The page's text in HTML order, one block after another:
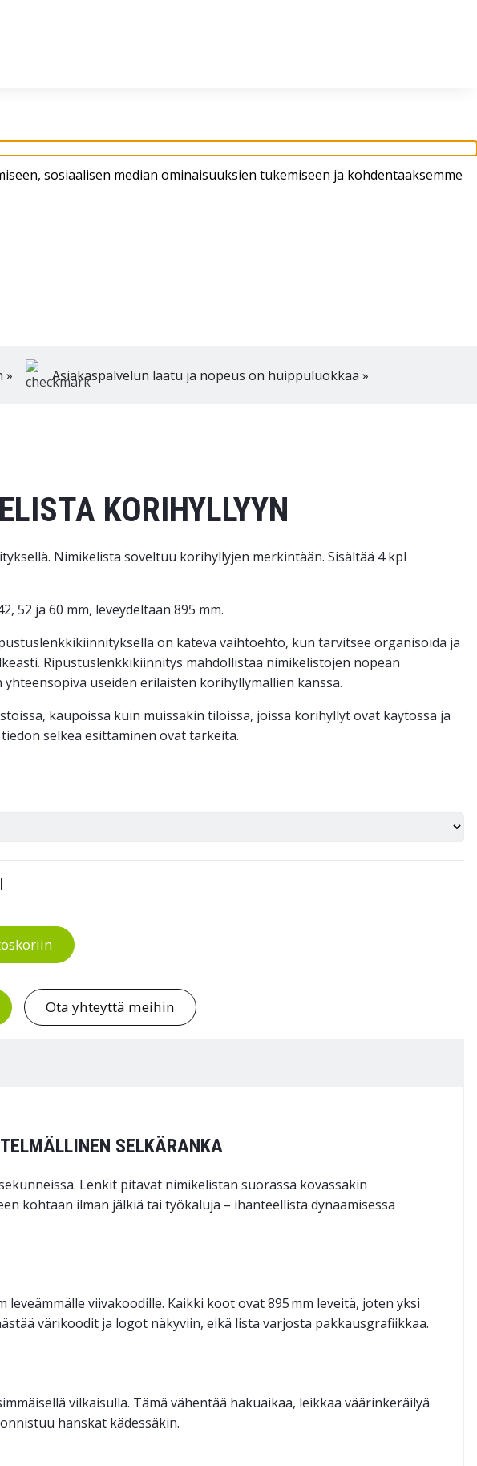
sosiaalisen median ominaisuuksien tukemiseen ja kohdentaaksemme
» Asiakaspalvelun laatu ja nopeus on huippuluokkaa »
KORIHYLLYYN
Nimikelista soveltuu korihyllyjen merkintään. Sisältää 4 kpl
52 ja 60 mm, leveydeltään 895 mm.
on kätevä vaihtoehto, kun tarvitsee organisoida ja
Ripustuslenkkikiinnitys mahdollistaa nimikelistojen nopean
useiden erilaisten korihyllymallien kanssa.
kaupoissa kuin muissakin tiloissa, joissa korihyllyt ovat käytössä ja
selkeä esittäminen ovat tärkeitä.
Ota yhteyttä meihin
SELKÄRANKA
Lenkit pitävät nimikelistan suorassa kovassakin
kohtaan ilman jälkiä tai työkaluja – ihanteellista dynaamisessa
viivakoodille. Kaikki koot ovat 895 mm leveitä, joten yksi
värikoodit ja logot näkyviin, eikä lista varjosta pakkausgrafiikkaa.
vilkaisulla. Tämä vähentää hakuaikaa, leikkaa väärinkeräilyä
hanskat kädessäkin.